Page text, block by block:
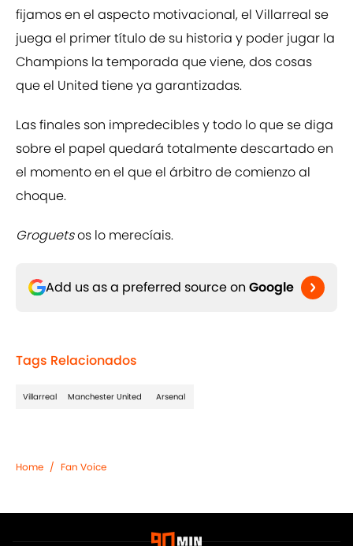
fijamos en el aspecto motivacional, el Villarreal se
juega el primer título de su historia y poder jugar la
Champions la temporada que viene, dos cosas
que el United tiene ya garantizadas.
Las finales son impredecibles y todo lo que se diga
sobre el papel quedará totalmente descartado en
el momento en el que el árbitro de comienzo al
choque.
Groguetsos lo merecíais.
Add us as a preferred source on Google
Tags Relacionados
Villarreal Manchester United Arsenal
Home / Fan Voice